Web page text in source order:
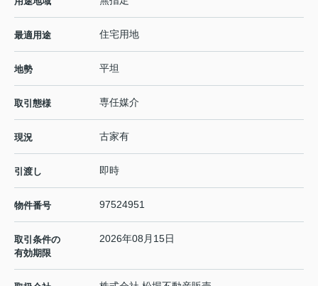
最適用途 住宅用地
地勢 平坦
取引態様 専任媒介
現況 古家有
引渡し 即時
物件番号 97524951
取引条件の
有効期限
2026年08月15日